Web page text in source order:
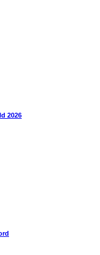
2026